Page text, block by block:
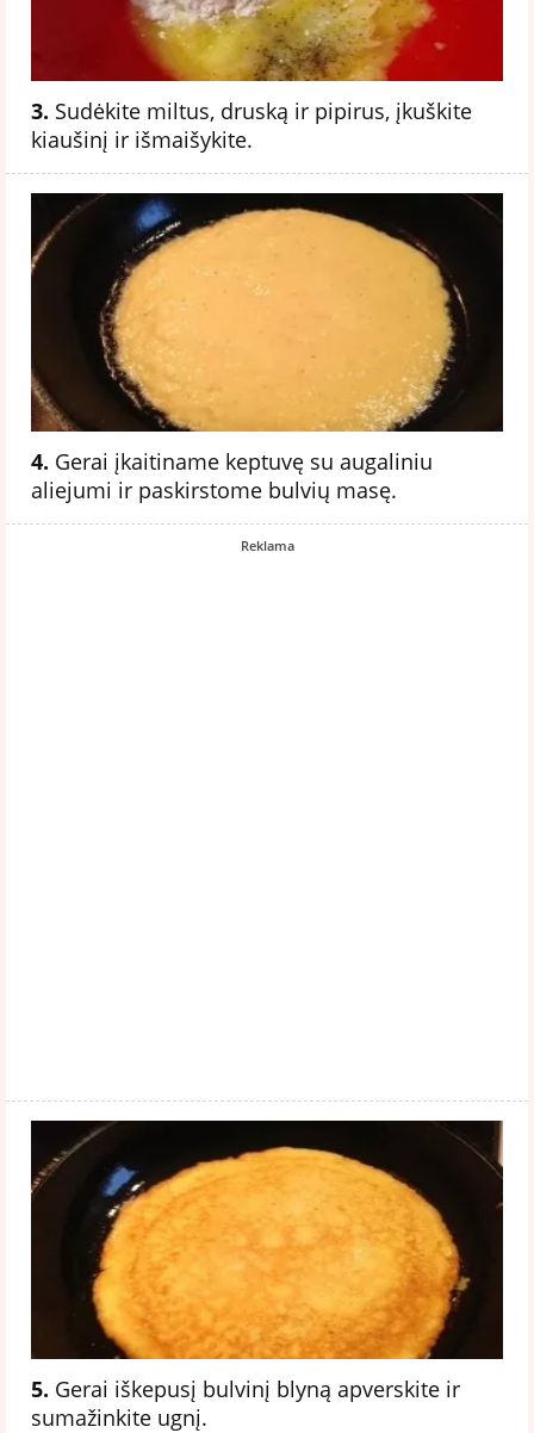
3. Sudėkite miltus, druską ir pipirus, įkuškite
kiaušinį ir išmaišykite.
4. Gerai įkaitiname keptuvę su augaliniu
aliejumi ir paskirstome bulvių masę.
Reklama
5. Gerai iškepusį bulvinį blyną apverskite ir
sumažinkite ugnį.